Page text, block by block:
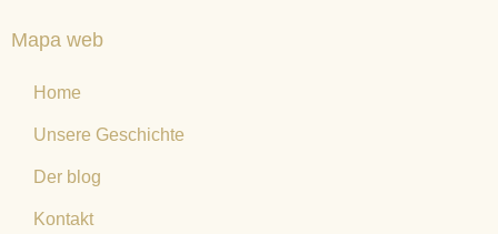
Mapa web
Home
Unsere Geschichte
Der blog
Kontakt